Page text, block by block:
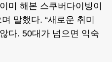
미 해본 스쿠버다이빙이
말했다. “새로운 취미
다. 50대가 넘으면 익숙